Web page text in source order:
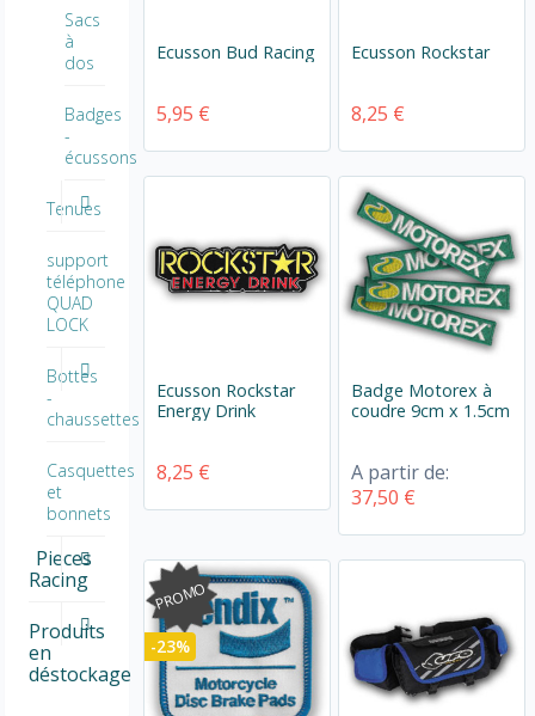
Ecusson Bud Racing
5,95 €
Ecusson Rockstar
8,25 €
Ecusson Rockstar
Energy Drink
8,25 €
Badge Motorex à
coudre 9cm x 1.5cm
A partir de:
37,50 €
PROMO
-23%
Sacs
à
dos
Badges
-
écussons
Tenues
support
téléphone
QUAD
LOCK
Bottes
-
chaussettes
Casquettes
et
bonnets
Pieces
Racing
Produits
en
déstockage